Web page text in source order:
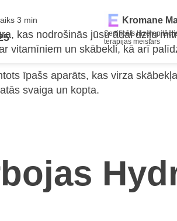
3 min Kromane
Sertificēts
terapijas meistars
kas nodrošinās jūsu ādai dziļu
vitamīniem un skābekli, kā arī
īpašs aparāts, kas virza
svaiga un kopta.